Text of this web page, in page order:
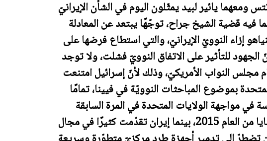
ومعهما يائير لبيد يمثّلون اليوم في الشأن الإيرانيّ
فيه قضية الشيخ جراح، توجّهًا يبتعد عن المعادلة
إزاء النوويّ الإيرانيّ، والتي استطاع فرضها على
الجهود للتأثير على الاتفاق النوويّ فشلت، ولا توجد
النواب الأمريكيّ، وذلك لأنّ إسرائيل امتنعت
بموضوع المباحثات النوويّة في فيينا، تمامًا
في مواجهة الولايات المتحدة في المرة السابقة
أيضًا، وأنّ الاتفاق يتعامل مع قضايا من العام 2015، بينما إيران تقدّمت كثيرًا في مجال